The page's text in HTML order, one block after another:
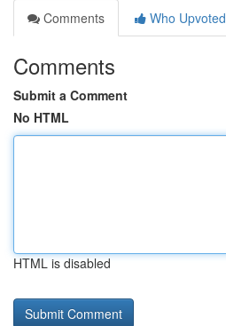
Comments
Who Upvoted
Comments
Submit a Comment
No HTML
HTML is disabled